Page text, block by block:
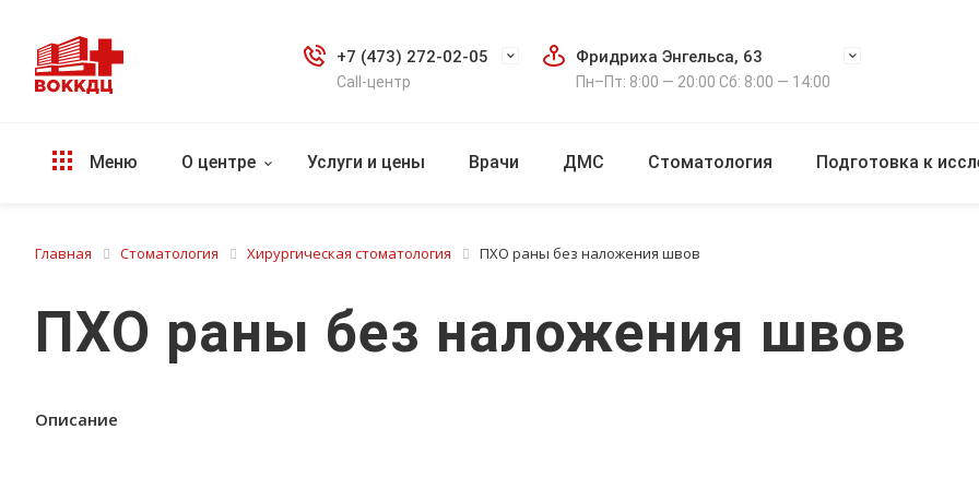
+7 (473) 272-02-05
Call-центр
Фридриха Энгельса, 63
Пн–Пт: 8:00 — 20:00 Сб: 8:00 — 14:00
Меню О центре Услуги и цены Врачи ДМС Стоматология Подготовка к
Главная Стоматология Хирургическая стоматология ПХО раны без наложения швов
ПХО раны без наложения швов
Описание